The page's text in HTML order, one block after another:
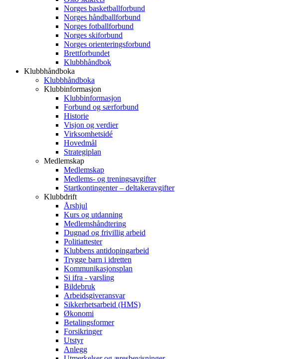
Norges basketballforbund
Norges håndballforbund
Norges fotballforbund
Norges skiforbund
Norges orienteringsforbund
Brettforbundet
Klubbhåndbok
Klubbhåndboka
Klubbhåndboka
Klubbinformasjon
Klubbinformasjon
Forbund og særforbund
Historie
Visjon og verdier
Virksomhetsidé
Hovedmål
Strategiplan
Medlemskap
Medlemskap
Medlems- og treningsavgifter
Startkontingenter – deltakeravgifter
Klubbdrift
Årshjul
Kurs og utdanning
Medlemshåndtering
Dugnad og frivillig arbeid
Politiattester
Klubbens antidopingarbeid
Trygge barn i idretten
Kommunikasjonsplan
Si ifra - varsling
Bildebruk
Arbeidsgiveransvar
Sikkerhetsarbeid (HMS)
Økonomi
Betalingsformer
Forsikringer
Utstyr
Anlegg